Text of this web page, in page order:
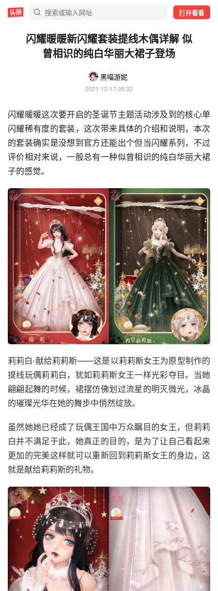
打开看看
闪耀暖暖新闪耀套装提线木偶详解 似
曾相识的纯白华丽大裙子登场
黑喵游妮
2021-12-17 08:32
闪耀暖暖这次要开启的圣诞节主题活动涉及到的核心单
闪耀稀有度的套装，这次带来具体的介绍和说明，本次
的套装确实是没想到官方还能出个但当闪耀系列，不过
评价相对来说，一般总有一种似曾相识的纯白华丽大裙
子的感觉。
莉莉白·献给莉莉斯——这是以莉莉斯女王为原型制作的
提线玩偶莉莉白，犹如莉莉斯女王一样光彩夺目。当她
翩翩起舞的时候，裙摆仿佛划过流星的明灭微光，冰晶
的璀璨光华在她的舞步中悄然绽放。
虽然她她已经成了玩偶王国中万众瞩目的女王，但莉莉
白并不满足于此，她真正的目的，是为了让自己看起来
更加的完美这样就可以重新回到莉莉斯女王的身边，这
就是献给莉莉斯的礼物。